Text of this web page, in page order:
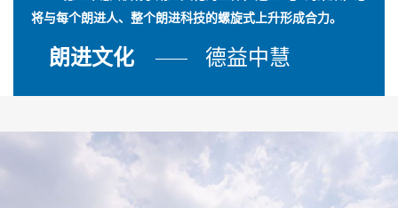
将与每个朗进人、整个朗进科技的螺旋式上升形成合力。
朗进文化 德益中慧